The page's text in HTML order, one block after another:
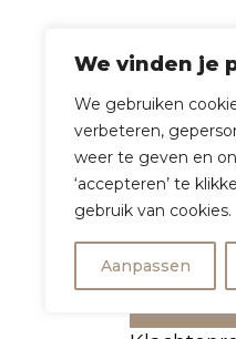
We vinden je
We gebruiken
verbeteren,
weer te geven en
‘accepteren’ te
gebruik van cookies.
Aanpassen